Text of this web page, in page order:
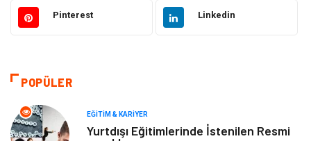
Otomotiv Sağlıklı Yaşam
Moda
Makine
Pinterest Linkedin
POPÜLER
EĞITIM & KARIYER
Yurtdışı Eğitimlerinde İstenilen Resmi